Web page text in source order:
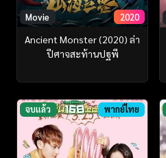
Movie 2020
Ancient Monster (2020) ล่า
ปีศาจสะท้านปฐพี
จบแล้ว พากย์ไทย